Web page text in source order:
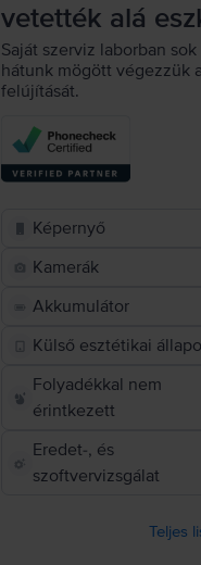
vetették alá
Saját szerviz laborban
hátunk mögött végezzük
felújítását.
Képernyő
Kamerák
Akkumulátor
Külső esztétikai
Folyadékkal nem
érintkezett
Eredet-, és
szoftvervizsgálat
Teljes